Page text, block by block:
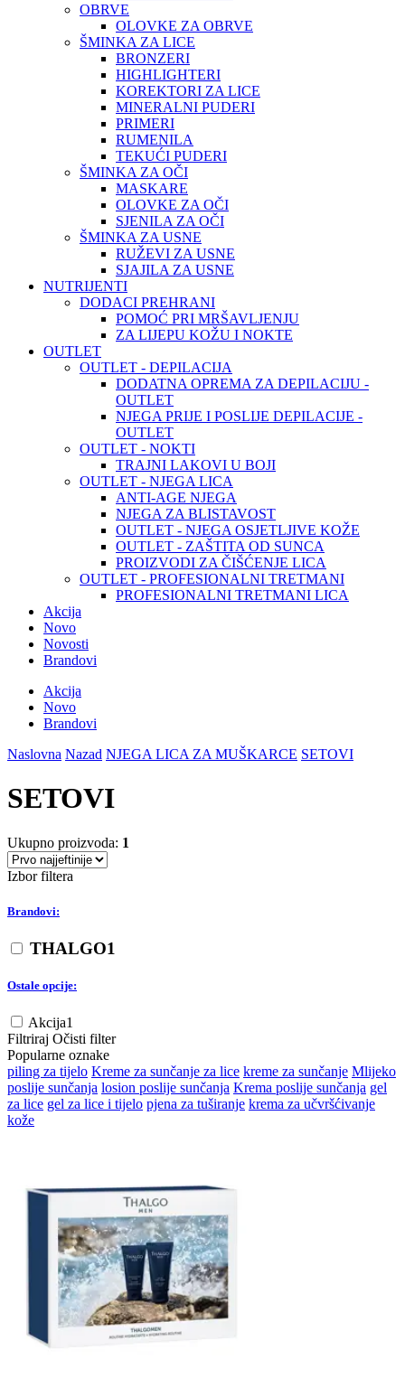
OBRVE
OLOVKE ZA OBRVE
ŠMINKA ZA LICE
BRONZERI
HIGHLIGHTERI
KOREKTORI ZA LICE
MINERALNI PUDERI
PRIMERI
RUMENILA
TEKUĆI PUDERI
ŠMINKA ZA OČI
MASKARE
OLOVKE ZA OČI
SJENILA ZA OČI
ŠMINKA ZA USNE
RUŽEVI ZA USNE
SJAJILA ZA USNE
NUTRIJENTI
DODACI PREHRANI
POMOĆ PRI MRŠAVLJENJU
ZA LIJEPU KOŽU I NOKTE
OUTLET
OUTLET - DEPILACIJA
DODATNA OPREMA ZA DEPILACIJU -
OUTLET
NJEGA PRIJE I POSLIJE DEPILACIJE -
OUTLET
OUTLET - NOKTI
TRAJNI LAKOVI U BOJI
OUTLET - NJEGA LICA
ANTI-AGE NJEGA
NJEGA ZA BLISTAVOST
OUTLET - NJEGA OSJETLJIVE KOŽE
OUTLET - ZAŠTITA OD SUNCA
PROIZVODI ZA ČIŠĆENJE LICA
OUTLET - PROFESIONALNI TRETMANI
PROFESIONALNI TRETMANI LICA
Akcija
Novo
Novosti
Brandovi
Akcija
Novo
Brandovi
Naslovna Nazad NJEGA LICA ZA MUŠKARCE SETOVI
SETOVI
Ukupno proizvoda: 1
Izbor filtera
Brandovi:
THALGO1
Ostale opcije:
Akcija1
Filtriraj Očisti filter
Popularne oznake
piling za tijelo Kreme za sunčanje za lice kreme za sunčanje Mlijeko
poslije sunčanja losion poslije sunčanja Krema poslije sunčanja gel
za lice gel za lice i tijelo pjena za tuširanje krema za učvršćivanje
kože